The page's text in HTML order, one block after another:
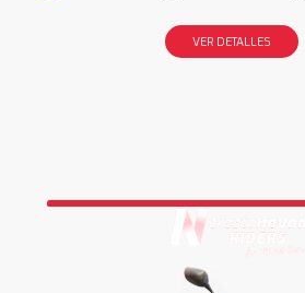
VER DETALLES